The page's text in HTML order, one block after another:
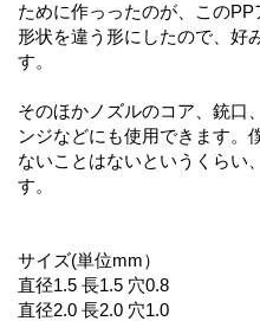
ために作っったのが、この
形状を違う形にしたので、好
す。
そのほかノズルのコア、銃口
ンジなどにも使用できます。
ないことはないというくらい
す。
サイズ(単位mm）
直径1.5 長1.5 穴0.8
直径2.0 長2.0 穴1.0